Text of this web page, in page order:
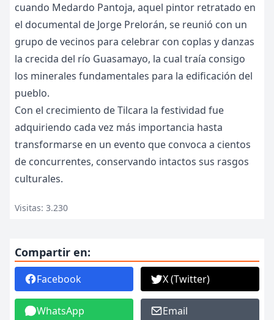
cuando Medardo Pantoja, aquel pintor retratado en
el documental de Jorge Prelorán, se reunió con un
grupo de vecinos para celebrar con coplas y danzas
la crecida del río Guasamayo, la cual traía consigo
los minerales fundamentales para la edificación del
pueblo.
Con el crecimiento de Tilcara la festividad fue
adquiriendo cada vez más importancia hasta
transformarse en un evento que convoca a cientos
de concurrentes, conservando intactos sus rasgos
culturales.
Visitas: 3.230
Compartir en:
Facebook X (Twitter)
WhatsApp Email